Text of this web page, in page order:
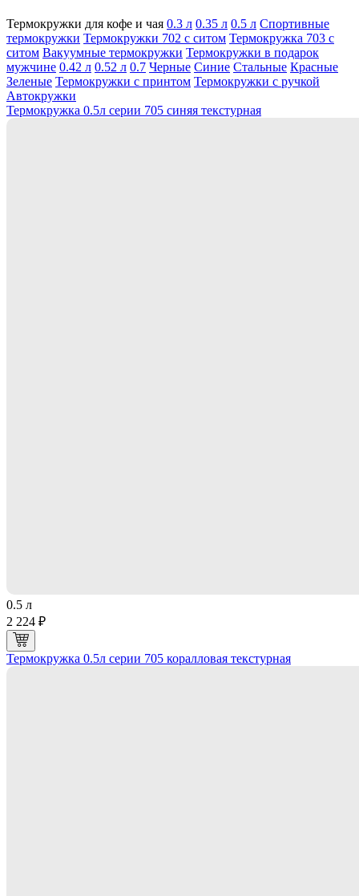
Термокружки для кофе и чая 0.3 л 0.35 л 0.5 л Cпортивные
термокружки Термокружки 702 с ситом Термокружка 703 с
ситом Вакуумные термокружки Термокружки в подарок
мужчине 0.42 л 0.52 л 0.7 Черные Синие Стальные Красные
Зеленые Термокружки с принтом Термокружки с ручкой
Автокружки
Термокружка 0.5л серии 705 синяя текстурная
0.5 л
2 224 ₽
Термокружка 0.5л серии 705 коралловая текстурная